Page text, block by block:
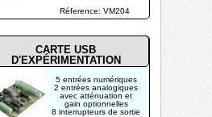
Réference: VM204
5 entrées numériques
2 entrées analogiques
avec atténuation et
gain optionnelles
8 interrupteurs de sortie
CARTE USB
D'EXPÉRIMENTATION